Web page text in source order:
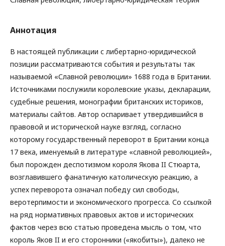
Аннотация
В настоящей публикации с либертарно-юридической
позиции рассматриваются события и результаты так
называемой «Славной революции» 1688 года в Британии.
Источниками послужили королевские указы, декларации,
судебные решения, монографии британских историков,
материалы сайтов. Автор оспаривает утвердившийся в
правовой и исторической науке взгляд, согласно
которому государственный переворот в Британии конца
17 века, именуемый в литературе «славной революцией»,
был порожден деспотизмом короля Якова II Стюарта,
возглавившего фанатичную католическую реакцию, а
успех переворота означал победу сил свободы,
веротерпимости и экономического прогресса. Со ссылкой
на ряд нормативных правовых актов и исторических
фактов через всю статью проведена мысль о том, что
король Яков II и его сторонники («якобиты»), далеко не